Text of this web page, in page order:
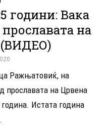
години: Вака
на
(ВИДЕО)
Ражњатовиќ, на
прославата на Црвена
Истата година